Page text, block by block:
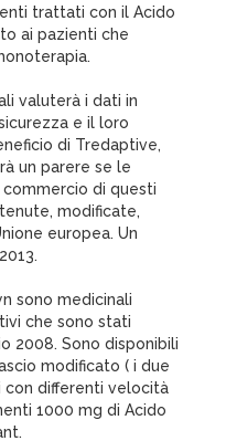
trattati con il Acido
ai pazienti che
valuterà i dati in
e il loro
di Tredaptive,
un parere se le
di questi
modificate,
europea. Un
sono medicinali
che sono stati
2008. Sono disponibili
modificato ( i due
con differenti velocità
1000 mg di Acido